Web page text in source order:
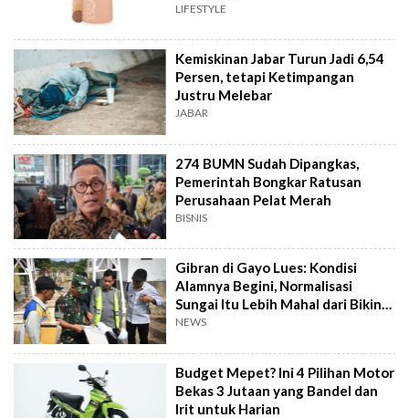
LIFESTYLE
Kemiskinan Jabar Turun Jadi 6,54
Persen, tetapi Ketimpangan
Justru Melebar
JABAR
274 BUMN Sudah Dipangkas,
Pemerintah Bongkar Ratusan
Perusahaan Pelat Merah
BISNIS
Gibran di Gayo Lues: Kondisi
Alamnya Begini, Normalisasi
Sungai Itu Lebih Mahal dari Bikin
Jembatan
NEWS
Budget Mepet? Ini 4 Pilihan Motor
Bekas 3 Jutaan yang Bandel dan
Irit untuk Harian